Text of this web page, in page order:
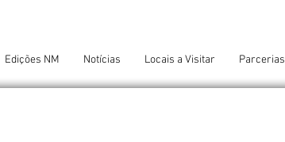
Edições NM Notícias Locais a Visitar Parcerias